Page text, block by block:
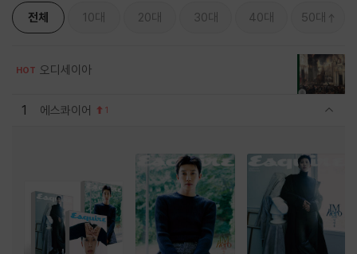
전체 10대 20대 30대 40대 50대
HOT 오디세이아
1 에스콰이어 1